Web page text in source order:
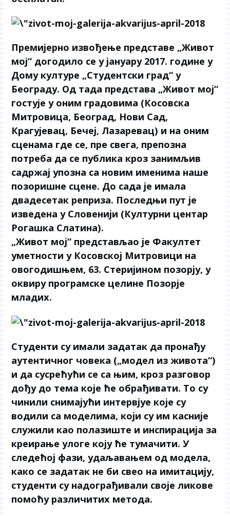
Премијерно извођење представе „Живот
мој“ догодило се у јануару 2017. године у
Дому културе „Студентски град“ у
Београду. Од тада представа „Живот мој“
гостује у оним градовима (Косовска
Митровица, Београд, Нови Сад,
Крагујевац, Бечеј, Лазаревац) и на оним
сценама где се, пре свега, препозна
потреба да се публика кроз занимљив
садржај упозна са новим именима наше
позоришне сцене. До сада је имала
двадесетак реприза. Последњи пут је
изведена у Словенији (Културни центар
Рогашка Слатина).
„Живот мој“ представљао је Факултет
уметности у Косовској Митровици на
овогодишњем, 63. Стеријином позорју, у
оквиру програмске целине Позорје
младих.
Студенти су имали задатак да пронађу
аутентичног човека („модел из живота“)
и да сусрећући се са њим, кроз разговор
дођу до тема које ће обрађивати. То су
чинили снимајући интервјуе које су
водили са моделима, који су им касније
служили као полазиште и инспирација за
креирање улоге коју ће тумачити. У
следећој фази, удаљавањем од модела,
како се задатак не би свео на имитацију,
студенти су надограђивали своје ликове
помоћу различитих метода.